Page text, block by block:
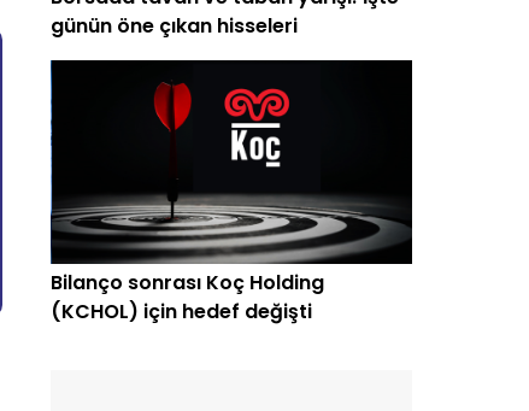
günün öne çıkan hisseleri
Bilanço sonrası Koç Holding
(KCHOL) için hedef değişti